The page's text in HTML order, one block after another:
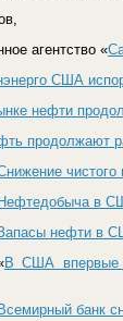
агентство «
США
нефти
продолжают
Нефтедобыча в
нефти в
В США впервые
Всемирный банк